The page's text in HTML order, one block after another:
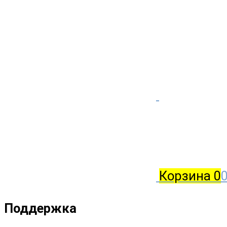
Корзина 0
Поддержка